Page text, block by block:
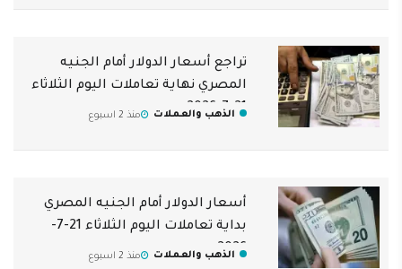
تراجع أسعار الدولار أمام الجنيه
المصري نهاية تعاملات اليوم الثلاثاء
21-7-2026 الذهب والعملات منذ 2 اسبوع
أسعار الدولار أمام الجنيه المصري
بداية تعاملات اليوم الثلاثاء 21-7-
2026
الذهب والعملات منذ 2 اسبوع